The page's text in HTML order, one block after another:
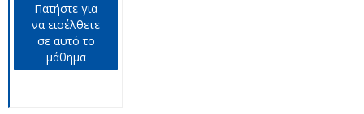
Πατήστε για
να εισέλθετε
σε αυτό το
μάθημα